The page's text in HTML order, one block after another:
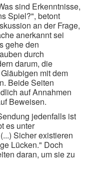
sind Erkenntnisse,
Spiel?", betont
an der Frage,
anerkannt sei
gehe den
durch
darum, die
mit dem
Beide Seiten
auf Annahmen
Beweisen.
jedenfalls ist
es unter
Sicher existieren
Lücken." Doch
daran, um sie zu